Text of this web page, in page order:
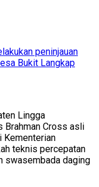
peninjauan
Bukit Langkap
Lingga
Brahman Cross asli
Kementerian
teknis percepatan
swasembada daging